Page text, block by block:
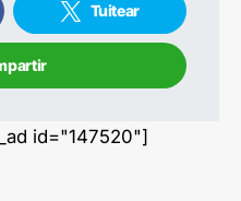
Tuitear
id="147520"]